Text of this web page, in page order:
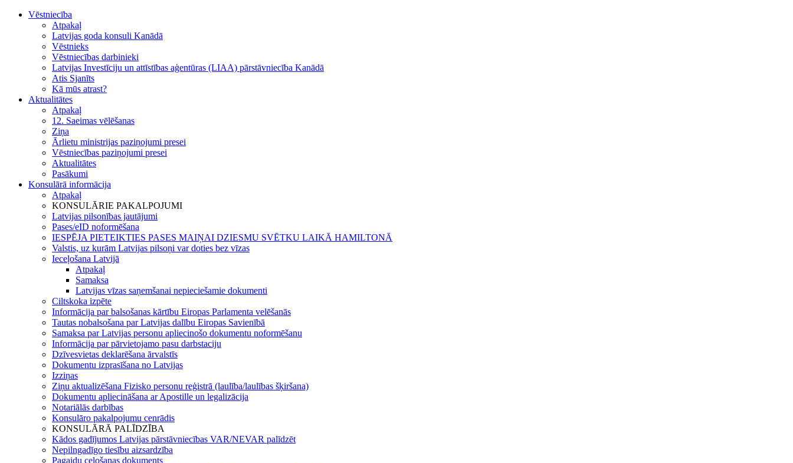
Vēstniecība
Atpakaļ
Latvijas goda konsuli Kanādā
Vēstnieks
Vēstniecības darbinieki
Latvijas Investīciju un attīstības aģentūras (LIAA) pārstāvniecība Kanādā
Atis Sjanīts
Kā mūs atrast?
Aktualitātes
Atpakaļ
12. Saeimas vēlēšanas
Ziņa
Ārlietu ministrijas paziņojumi presei
Vēstniecības paziņojumi presei
Aktualitātes
Pasākumi
Konsulārā informācija
Atpakaļ
KONSULĀRIE PAKALPOJUMI
Latvijas pilsonības jautājumi
Pases/eID noformēšana
IESPĒJA PIETEIKTIES PASES MAIŅAI DZIESMU SVĒTKU LAIKĀ HAMILTONĀ
Valstis, uz kurām Latvijas pilsoņi var doties bez vīzas
Ieceļošana Latvijā
Atpakaļ
Samaksa
Latvijas vīzas saņemšanai nepieciešamie dokumenti
Ciltskoka izpēte
Informācija par balsošanas kārtību Eiropas Parlamenta velēšanās
Tautas nobalsošana par Latvijas dalību Eiropas Savienībā
Samaksa par Latvijas personu apliecinošo dokumentu noformēšanu
Informācija par pārvietojamo pasu darbstaciju
Dzīvesvietas deklarēšana ārvalstīs
Dokumentu izprasīšana no Latvijas
Izziņas
Ziņu aktualizēšana Fizisko personu reģistrā (laulība/laulības šķiršana)
Dokumentu apliecināšana ar Apostille un legalizācija
Notariālās darbības
Konsulāro pakalpojumu cenrādis
KONSULĀRĀ PALĪDZĪBA
Kādos gadījumos Latvijas pārstāvniecības VAR/NEVAR palīdzēt
Nepilngadīgo tiesību aizsardzība
Pagaidu ceļošanas dokuments